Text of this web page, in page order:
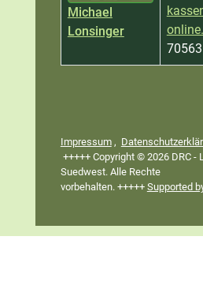
Michael
Lonsinger
Impressum,
+++++ Copyright © 2026 DRC -
Suedwest. Alle Rechte
vorbehalten. +++++ Supported